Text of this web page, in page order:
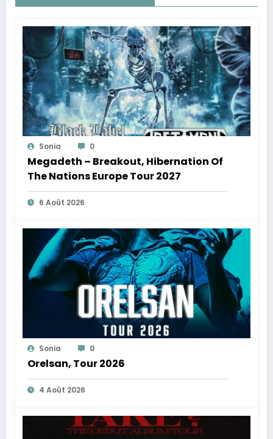
Sonia 0
Megadeth – Breakout, Hibernation Of
The Nations Europe Tour 2027
6 Août 2026
Sonia 0
Orelsan, Tour 2026
4 Août 2026